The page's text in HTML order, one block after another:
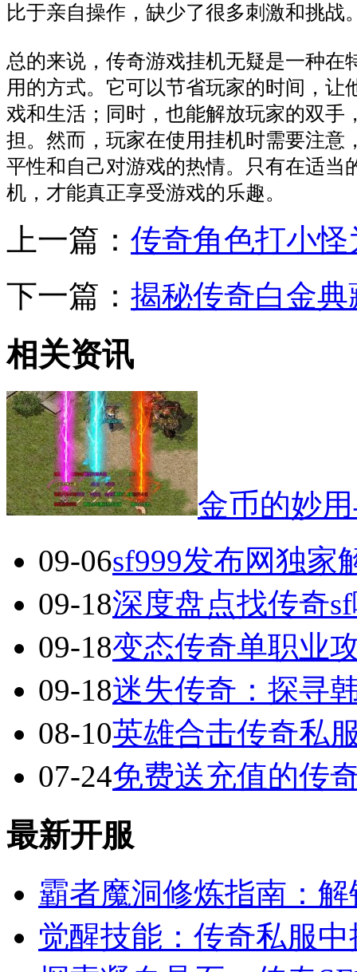
比于亲自操作，缺少了很多刺激和挑战
总的来说，传奇游戏挂机无疑是一种在
用的方式。它可以节省玩家的时间，让
戏和生活；同时，也能解放玩家的双手
担。然而，玩家在使用挂机时需要注意
平性和自己对游戏的热情。只有在适当
机，才能真正享受游戏的乐趣。
上一篇： 传奇角色打小
下一篇： 揭秘传奇白金
相关资讯
金币的妙
09-06sf999发布网独家
09-18深度盘点找传奇
09-18变态传奇单职业
09-18迷失传奇：探寻
08-10英雄合击传奇私
07-24免费送充值的传
最新开服
霸者魔洞修炼指南：
觉醒技能：传奇私服